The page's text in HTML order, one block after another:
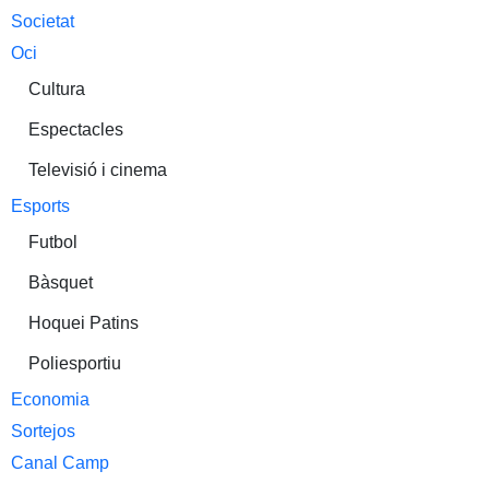
Societat
Oci
Cultura
Espectacles
Televisió i cinema
Esports
Futbol
Bàsquet
Hoquei Patins
Poliesportiu
Economia
Sortejos
Canal Camp